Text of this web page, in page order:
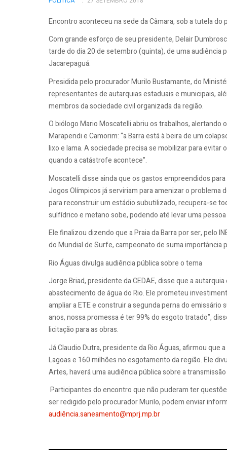
Encontro aconteceu na sede da Câmara, sob a tutela
Com grande esforço de seu presidente, Delair
tarde do dia 20 de setembro (quinta), de uma audiência
Jacarepaguá.
Presidida pelo procurador Murilo Bustamante, do
representantes de autarquias estaduais e municipais,
membros da sociedade civil organizada da região.
O biólogo Mario Moscatelli abriu os trabalhos, alertando
Marapendi e Camorim: “a Barra está à beira de um
lixo e lama. A sociedade precisa se mobilizar para
quando a catástrofe acontece”.
Moscatelli disse ainda que os gastos empreendidos
Jogos Olímpicos já serviriam para amenizar o problema
para reconstruir um estádio subutilizado, recupera-se
sulfídrico e metano sobe, podendo até levar uma
Ele finalizou dizendo que a Praia da Barra por ser, pelo
do Mundial de Surfe, campeonato de suma importância
Rio Águas divulga audiência pública sobre o tema
Jorge Briad, presidente da CEDAE, disse que a
abastecimento de água do Rio. Ele prometeu
ampliar a ETE e construir a segunda perna do emissário
anos, nossa promessa é ter 99% do esgoto tratado”,
licitação para as obras.
Já Claudio Dutra, presidente da Rio Águas, afirmou
Lagoas e 160 milhões no esgotamento da região. Ele
Artes, haverá uma audiência pública sobre a
Participantes do encontro que não puderam ter
ser redigido pelo procurador Murilo, podem enviar
audiência.saneamento@mprj.mp.br